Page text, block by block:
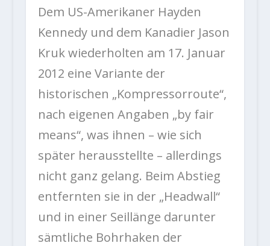
Dem US-Amerikaner Hayden
Kennedy und dem Kanadier Jason
Kruk wiederholten am 17. Januar
2012 eine Variante der
historischen „Kompressorroute“,
nach eigenen Angaben „by fair
means“, was ihnen – wie sich
später herausstellte – allerdings
nicht ganz gelang. Beim Abstieg
entfernten sie in der „Headwall“
und in einer Seillänge darunter
sämtliche Bohrhaken der